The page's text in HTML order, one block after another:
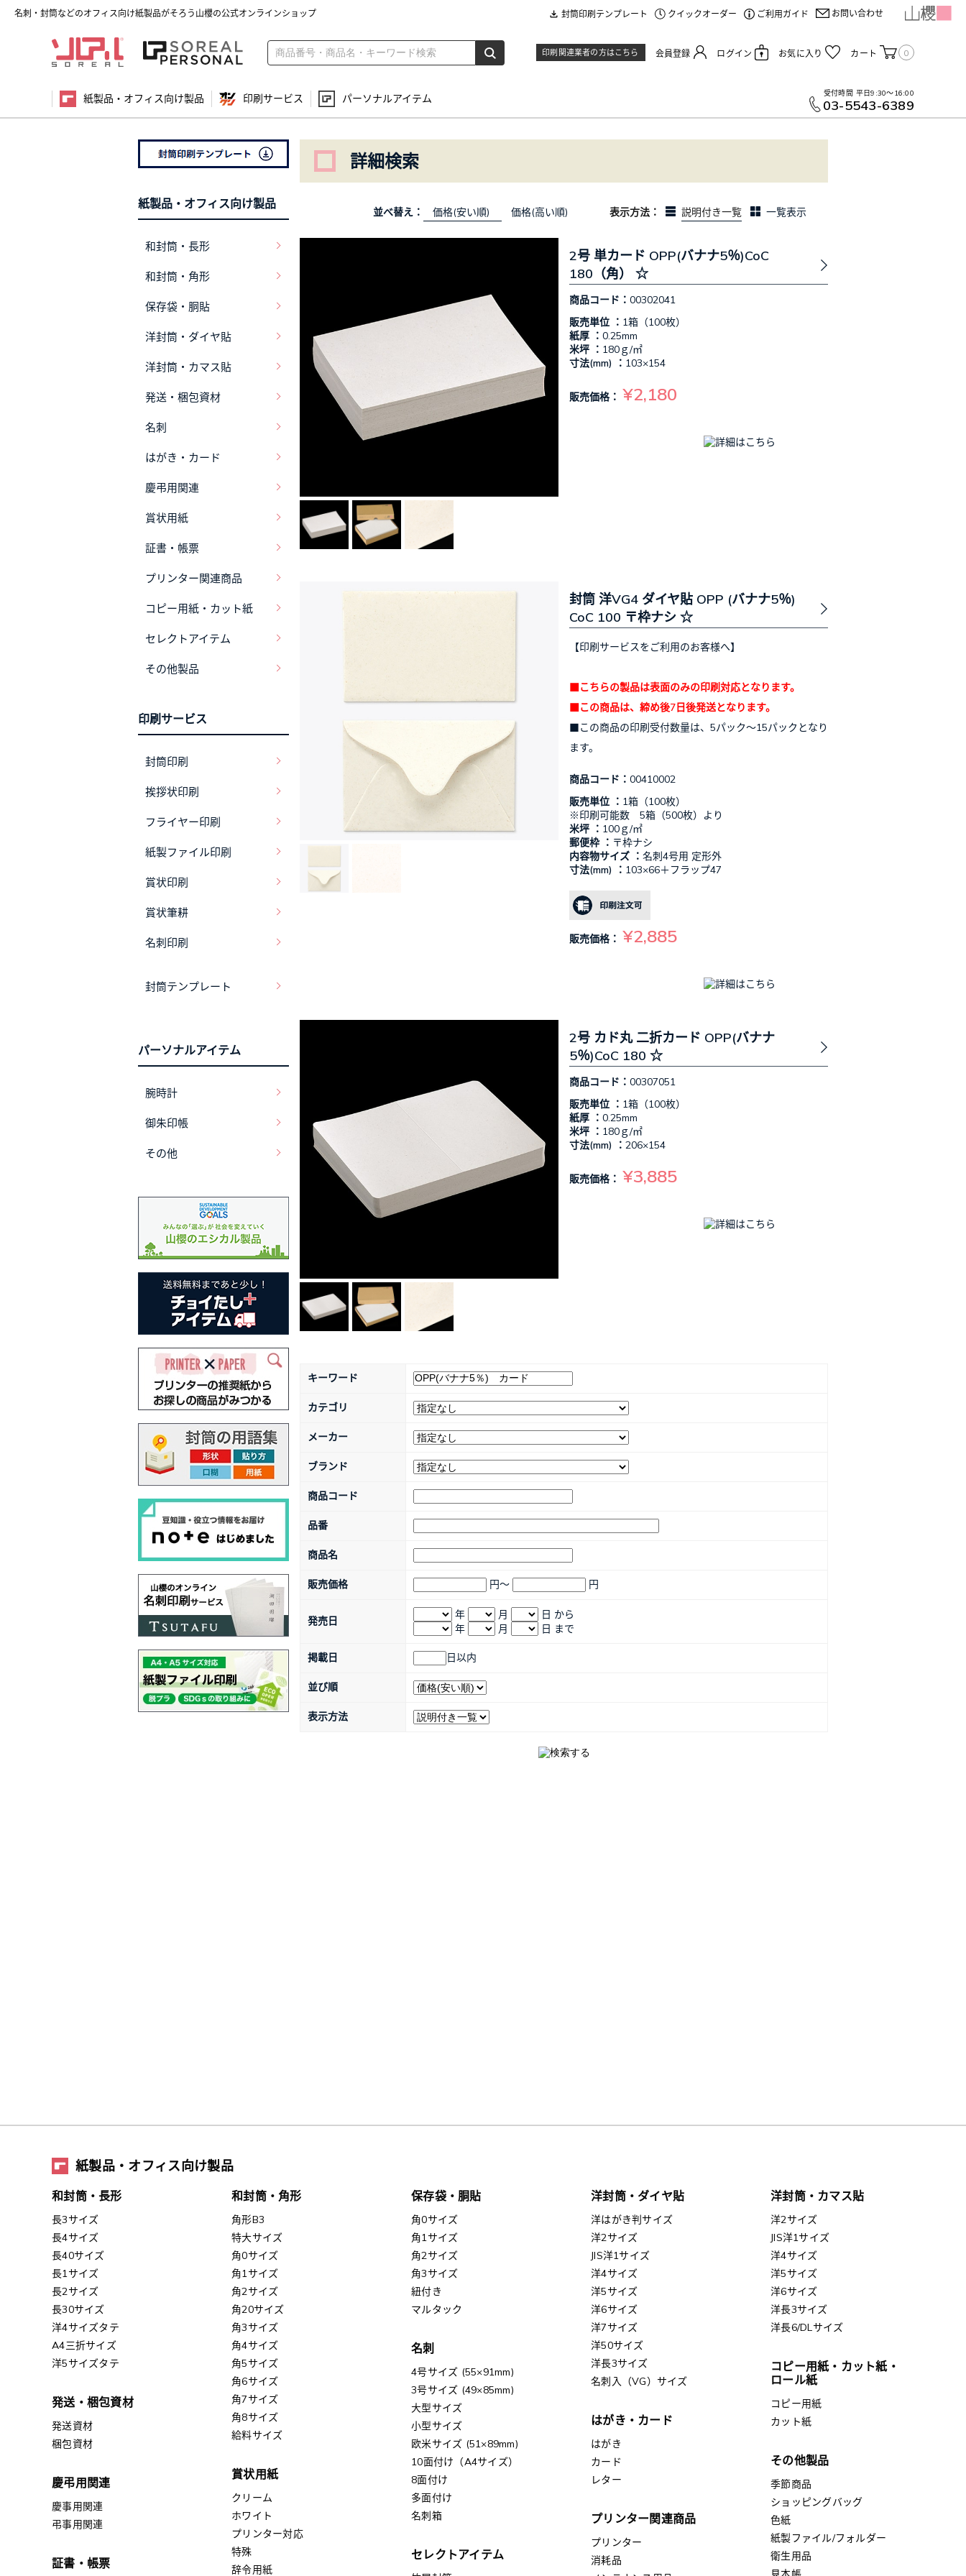
名刺・封筒などのオフィス向け紙製品がそろう山櫻の公式オンラインショップ 封筒印刷テンプレート クイックオーダー ご利用ガイド お問い合わせ
印刷関連業者の方はこちら 会員登録 ログイン お気に入り カート 0
紙製品・オフィス向け製品 印刷サービス パーソナルアイテム 受付時間 平日9:30～16:00
03-5543-6389
詳細検索
表示方法： 説明付き一覧 一覧表示
並べ替え： 価格(安い順) 価格(高い順)
2号 単カード OPP(バナナ5％)CoC
180（角） ☆
商品コード： 00302041
販売単位 ： 1箱（100枚）
紙厚 ： 0.25mm
米坪 ： 180ｇ/㎡
寸法(mm) ： 103×154
販売価格： ¥2,180
封筒 洋VG4 ダイヤ貼 OPP (バナナ5％)
CoC 100 〒枠ナシ ☆
【印刷サービスをご利用のお客様へ】
■こちらの製品は表面のみの印刷対応となります。
■この商品は、締め後7日後発送となります。
■この商品の印刷受付数量は、5パック～15パックとなり
ます。
商品コード： 00410002
販売単位 ： 1箱（100枚）
※印刷可能数 5箱（500枚）より
米坪 ： 100ｇ/㎡
郵便枠 ： 〒枠ナシ
内容物サイズ ： 名刺4号用 定形外
寸法(mm) ： 103×66＋フラップ47
販売価格： ¥2,885
2号 カド丸 二折カード OPP(バナナ
5％)CoC 180 ☆
商品コード： 00307051
販売単位 ： 1箱（100枚）
紙厚 ： 0.25mm
米坪 ： 180ｇ/㎡
寸法(mm) ： 206×154
販売価格： ¥3,885
キーワード
カテゴリ
メーカー
ブランド
商品コード
品番
商品名
販売価格 円～ 円
発売日 年 月
日 から
年
月 日 まで
掲載日 日以内
並び順
表示方法
紙製品・オフィス向け製品
和封筒・長形
和封筒・角形
保存袋・胴貼
洋封筒・ダイヤ貼
洋封筒・カマス貼
発送・梱包資材
名刺
はがき・カード
慶弔用関連
賞状用紙
証書・帳票
プリンター関連商品
コピー用紙・カット紙
セレクトアイテム
その他製品
印刷サービス
封筒印刷
挨拶状印刷
フライヤー印刷
紙製ファイル印刷
賞状印刷
賞状筆耕
名刺印刷
封筒テンプレート
パーソナルアイテム
腕時計
御朱印帳
その他
紙製品・オフィス向け製品
和封筒・長形
長3サイズ
長4サイズ
長40サイズ
長1サイズ
長2サイズ
長30サイズ
洋4サイズタテ
A4三折サイズ
洋5サイズタテ
発送・梱包資材
発送資材
梱包資材
慶弔用関連
慶事用関連
弔事用関連
証書・帳票
和封筒・角形
角形B3
特大サイズ
角0サイズ
角1サイズ
角2サイズ
角20サイズ
角3サイズ
角4サイズ
角5サイズ
角6サイズ
角7サイズ
角8サイズ
給料サイズ
賞状用紙
クリーム
ホワイト
プリンター対応
特殊
辞令用紙
保存袋・胴貼
角0サイズ
角1サイズ
角2サイズ
角3サイズ
紐付き
マルタック
名刺
4号サイズ (55×91mm)
3号サイズ (49×85mm)
大型サイズ
小型サイズ
欧米サイズ (51×89mm)
10面付け（A4サイズ）
8面付け
多面付け
名刺箱
セレクトアイテム
洋封筒・ダイヤ貼
洋はがき判サイズ
洋2サイズ
JIS洋1サイズ
洋4サイズ
洋5サイズ
洋6サイズ
洋7サイズ
洋50サイズ
洋長3サイズ
名刺入（VG）サイズ
はがき・カード
はがき
カード
レター
プリンター関連商品
プリンター
消耗品
洋封筒・カマス貼
洋2サイズ
JIS洋1サイズ
洋4サイズ
洋5サイズ
洋6サイズ
洋長3サイズ
洋長6/DLサイズ
コピー用紙・カット紙・
ロール紙
コピー用紙
カット紙
その他製品
季節商品
ショッピングバッグ
色紙
紙製ファイル/フォルダー
衛生用品